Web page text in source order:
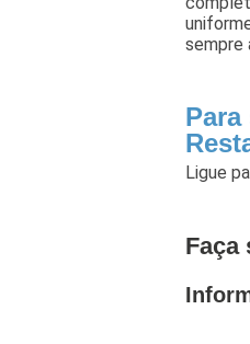
sempre
Ligue
Faça